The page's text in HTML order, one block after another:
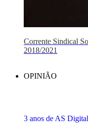
Corrente Sindical
2018/2021
OPINIÃO
3 anos de AS